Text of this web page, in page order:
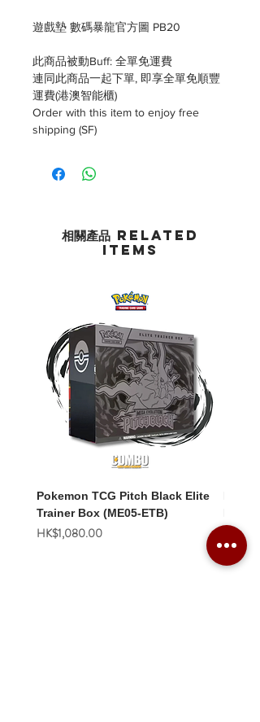
遊戲墊 數碼暴龍官方圖 PB20
此商品被動Buff: 全單免運費
連同此商品一起下單, 即享全單免順豐
運費(港澳智能櫃)
Order with this item to enjoy free
shipping (SF)
相關產品 Related
Items
Pokemon TCG Pitch Black Elite
Trainer Box (ME05-ETB)
價格
HK$1,080.00 價格